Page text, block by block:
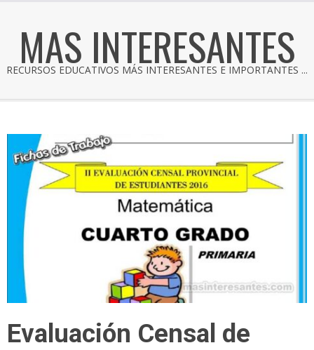
MAS INTERESANTES
RECURSOS EDUCATIVOS MÁS INTERESANTES E IMPORTANTES ...
Evaluación Censal de